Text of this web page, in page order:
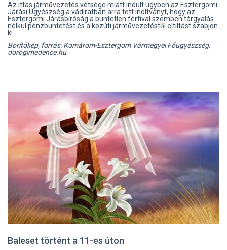
Az ittas járművezetés vétsége miatt indult ügyben az Esztergomi
Járási Ügyészség a vádiratban arra tett indítványt, hogy az
Esztergomi Járásbíróság a büntetlen férfival szemben tárgyalás
nélkül pénzbüntetést és a közúti járművezetéstől eltiltást szabjon
ki.
Borítókép, forrás: Komárom-Esztergom Vármegyei Főügyészség,
dorogimedence.hu
Baleset történt a 11-es úton